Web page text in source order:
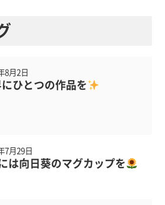
8月2日
ひとつの作品を
7月29日
は向日葵のマグカップを